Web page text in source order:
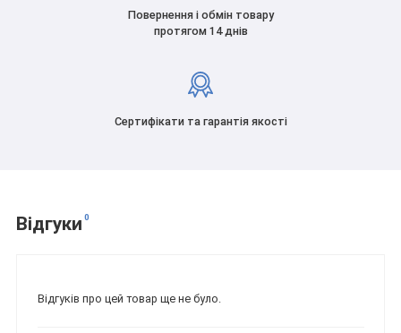
Повернення і обмін товару
протягом 14 днів
Сертифікати та гарантія якості
Відгуки 0
Відгуків про цей товар ще не було.